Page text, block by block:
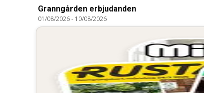
Granngården erbjudanden
01/08/2026- 10/08/2026